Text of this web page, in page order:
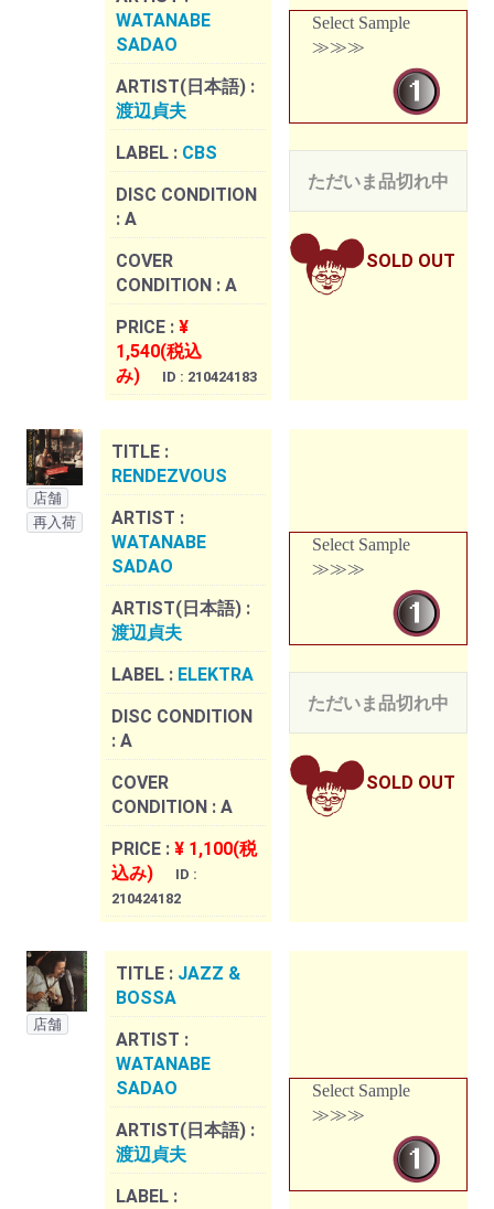
WATANABE
SADAO
ARTIST(日本語) :
渡辺貞夫
LABEL : CBS
DISC CONDITION
: A
COVER
CONDITION : A
PRICE : ¥
1,540(税込
み)
ID : 210424183
Select Sample
≫≫≫
ただいま品切れ中
SOLD OUT
店舗
再入荷
TITLE :
RENDEZVOUS
ARTIST :
WATANABE
SADAO
ARTIST(日本語) :
渡辺貞夫
LABEL : ELEKTRA
DISC CONDITION
: A
COVER
CONDITION : A
PRICE : ¥ 1,100(税
込み)
ID :
210424182
Select Sample
≫≫≫
ただいま品切れ中
SOLD OUT
店舗
TITLE : JAZZ &
BOSSA
ARTIST :
WATANABE
SADAO
ARTIST(日本語) :
渡辺貞夫
LABEL :
Select Sample
≫≫≫